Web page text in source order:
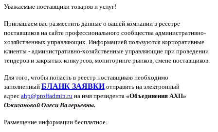
Уважаемые поставщики товаров и услуг!
Приглашаем вас разместить данные о вашей компании в реестре
поставщиков на сайте профессионального сообщества административно-
хозяйственных управляющих. Информацией пользуются корпоративные
клиенты - административно-хозяйственные управляющие при проведении
тендеров и закрытых конкурсов, мониторинге рынков, смене поставщиков.
Для того, чтобы попасть в реестр поставщиков необходимо
заполненный БЛАНК ЗАЯВКИотправить на электронный
адрес ahp@proffadmin.ru на имя президента «Объединения АХП»
Ожигановой Олеси Валерьевны.
Размещение информации бесплатное.